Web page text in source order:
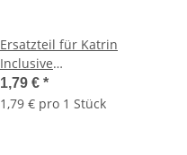
Ersatzteil für Katrin
Inclusive
Handtuchrollenspender
Spiral-Feder 10x35mm (
1,79 € *
1,79 € pro 1 Stück